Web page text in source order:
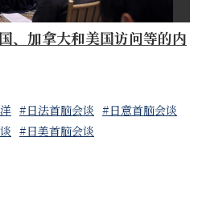
、加拿大和美国访问等的内
#日法首脑会谈 #日意首脑会谈
#日美首脑会谈